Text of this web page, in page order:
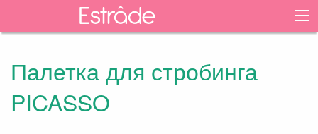
Палетка для стробинга
PICASSO